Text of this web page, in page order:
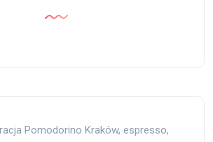
Pomodorino Kraków, espresso,